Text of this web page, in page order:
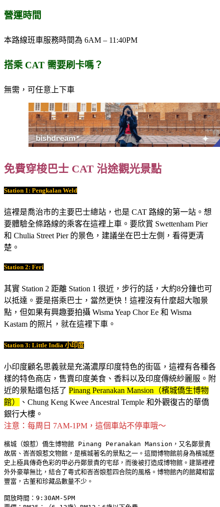
營運時間
本路線班車服務時間為 6AM – 11:40PM
搭乘 CAT 需要刷卡嗎？
無需，可任意上下車
免費穿梭巴士 CAT 沿途觀光景點
Station 1: Pengkalan Weld
這裡是喬治市的主要巴士總站，也是 CAT 路線的第一站。想
要體驗全條路線的乘客在這裡上車。要欣賞 Swettenham Pier
和 Chulia Street Pier 的景色，建議坐在巴士左側，看得更清
楚。
Station 2: Feri
其實 Station 2 距離 Station 1 很近，步行的話，大約8分鐘也可
以抵達。要是搭乘巴士，當然更快！這裡沒有什麼超大咖景
點，但如果有興趣要拍攝 Wisma Yeap Chor Ee 和 Wisma
Kastam 的照片，就在這裡下車。
Station 3: Little India 小印度
小印度顧名思義就是充滿濃厚印度特色的街區，這裡有各種各
樣的特色商店，售賣印度美食、香料以及印度傳統紗麗服。附
近的景點還包括了 Pinang Peranakan Mansion（檳城僑生博物
館）
、Chung Keng Kwee Ancestral Temple 和外觀復古的華僑
銀行大樓。
注意：每周日 7AM-1PM，這個車站不停車哦～
檳城（娘惹）僑生博物館 Pinang Peranakan Mansion，又名鄭景貴
故居、峇峇娘惹文物館，是檳城著名的景點之一。這間博物館前身為檳城歷
史上極具傳奇色彩的甲必丹鄭景貴的宅邸，而後被打造成博物館。建築裡裡
外外豪華無比，結合了粵式和峇峇娘惹四合院的風格。博物館內的館藏相當
豐富，古董和珍藏品數量不少。
開放時間：9:30AM-5PM